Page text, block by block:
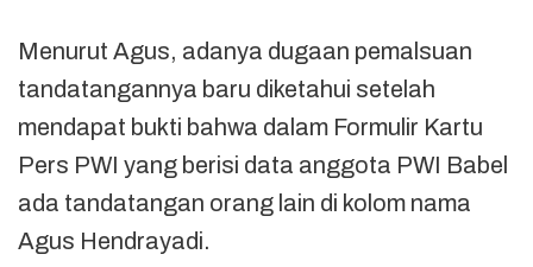
Menurut Agus, adanya dugaan pemalsuan
tandatangannya baru diketahui setelah
mendapat bukti bahwa dalam Formulir Kartu
Pers PWI yang berisi data anggota PWI Babel
ada tandatangan orang lain di kolom nama
Agus Hendrayadi.